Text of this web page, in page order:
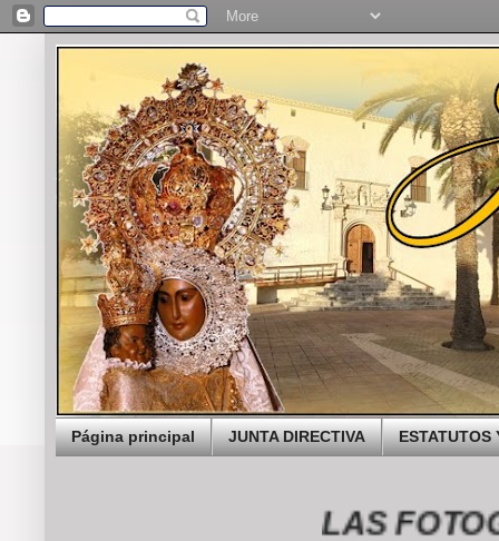
Página principal JUNTA DIRECTIVA ESTATUTOS
LAS